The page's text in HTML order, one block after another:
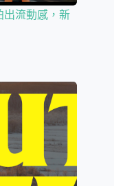
出流動感，新